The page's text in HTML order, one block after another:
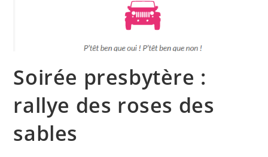
Soirée presbytère :
rallye des roses des
sables